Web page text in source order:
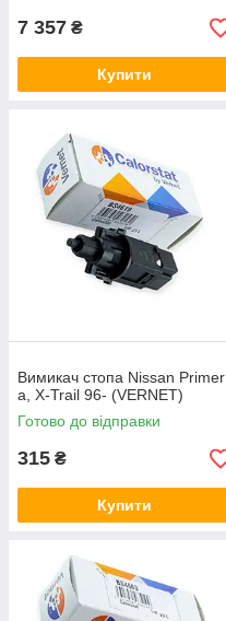
7 357 ₴
Купити
Вимикач стопа Nissan Primer
a, X-Trail 96- (VERNET)
Готово до відправки
315 ₴
Купити